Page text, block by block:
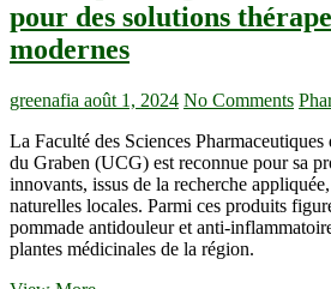
la
RDC
pour des solutions
modernes
greenafia août 1, 2024 No Comments
La Faculté des Sciences
du Graben (UCG) est reconnue pour sa
innovants, issus de la recherche
naturelles locales. Parmi ces produits
pommade antidouleur et anti-
plantes médicinales de la région.